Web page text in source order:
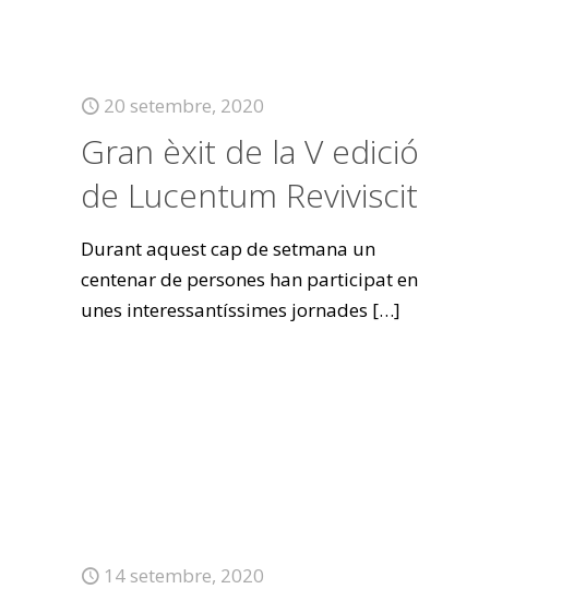
20 setembre, 2020
Gran èxit de la V edició
de Lucentum Reviviscit
Durant aquest cap de setmana un
centenar de persones han participat en
unes interessantíssimes jornades […]
14 setembre, 2020